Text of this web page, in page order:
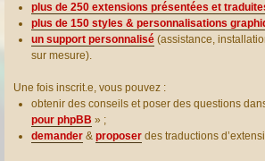
plus de 250 extensions présentées et
plus de 150 styles & personnalisations
un support personnalisé (assistance,
sur mesure).
Une fois inscrit.e, vous pouvez :
obtenir des conseils et poser des questions
pour phpBB » ;
demander & proposer des traductions